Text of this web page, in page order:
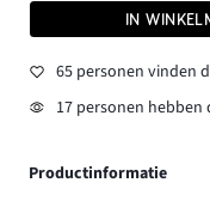
IN
65 personen vinden
17 personen
Productinformatie